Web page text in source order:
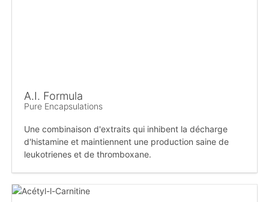
A.I. Formula
Pure Encapsulations
Une combinaison d'extraits qui inhibent la décharge
d'histamine et maintiennent une production saine de
leukotrienes et de thromboxane.